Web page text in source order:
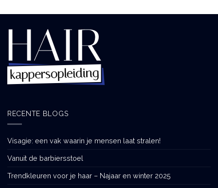
RECENTE BLOGS
Visagie: een vak waarin je mensen laat stralen!
Vanuit de barbiersstoel
Trendkleuren voor je haar – Najaar en winter 2025